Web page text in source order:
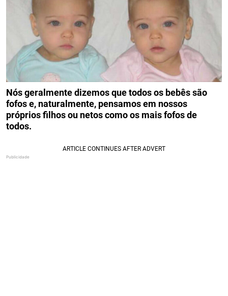
Nós geralmente dizemos que todos os bebês são
fofos e, naturalmente, pensamos em nossos
próprios filhos ou netos como os mais fofos de
todos.